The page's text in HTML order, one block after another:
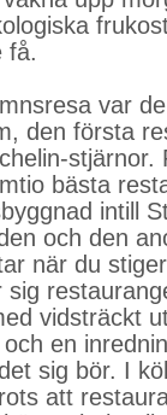
få.
var
den första
stjärnor.
bästa
intill
och den
när du
vidsträckt
en
sig bör. I
att